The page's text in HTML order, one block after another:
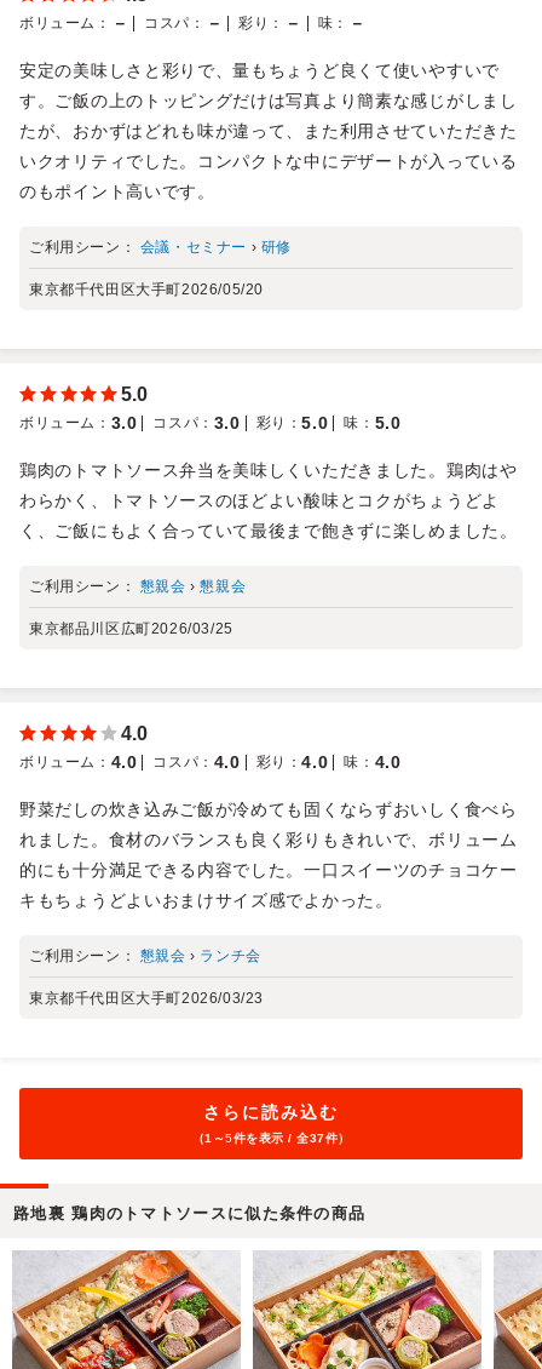
ボリューム ： － コスパ ： － 彩り ： － 味 ： －
安定の美味しさと彩りで、量もちょうど良くて使いやすいで
す。ご飯の上のトッピングだけは写真より簡素な感じがしまし
たが、おかずはどれも味が違って、また利用させていただきた
いクオリティでした。コンパクトな中にデザートが入っている
のもポイント高いです。
ご利用シーン： 会議・セミナー › 研修
東京都千代田区大手町2026/05/20
5.0
ボリューム ： 3.0 コスパ ： 3.0 彩り ：5.0 味 ： 5.0
鶏肉のトマトソース弁当を美味しくいただきました。鶏肉はや
わらかく、トマトソースのほどよい酸味とコクがちょうどよ
く、ご飯にもよく合っていて最後まで飽きずに楽しめました。
ご利用シーン： 懇親会 ›懇親会
東京都品川区広町2026/03/25
4.0
ボリューム ： 4.0 コスパ ： 4.0 彩り ：4.0 味 ： 4.0
野菜だしの炊き込みご飯が冷めても固くならずおいしく食べら
れました。食材のバランスも良く彩りもきれいで、ボリューム
的にも十分満足できる内容でした。一口スイーツのチョコケー
キもちょうどよいおまけサイズ感でよかった。
ご利用シーン： 懇親会 › ランチ会
東京都千代田区大手町2026/03/23
さらに読み込む
（1～5件を表示 / 全37件）
路地裏 鶏肉のトマトソースに似た条件の商品